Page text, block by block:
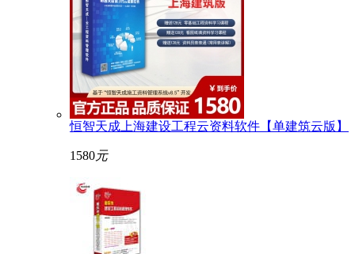
恒智天成上海建设工程云资料软件【单建筑云版】
1580元